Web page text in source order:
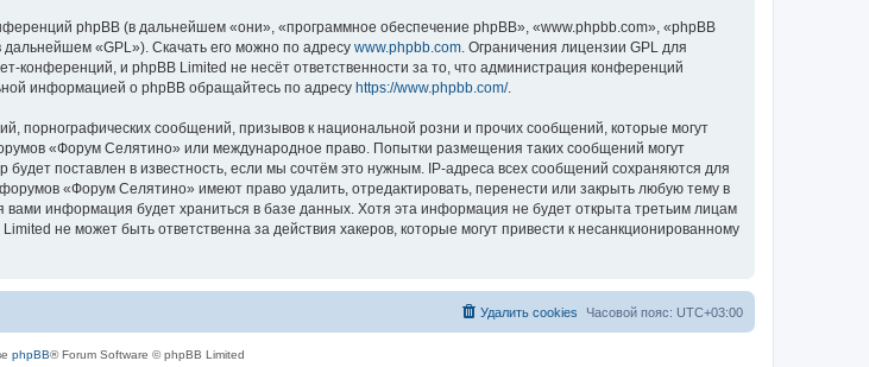
phpBB (в дальнейшем «они», «программное обеспечение phpBB», «www.phpbb.com», «phpBB
дальнейшем «GPL»). Скачать его можно по адресу www.phpbb.com . Ограничения лицензии GPL для
конференций, и phpBB Limited не несёт ответственности за то, что администрация конференций
информацией о phpBB обращайтесь по адресу https://www.phpbb.com/.
порнографических сообщений, призывов к национальной розни и прочих сообщений, которые могут
«Форум Селятино» или международное право. Попытки размещения таких сообщений могут
поставлен в известность, если мы сочтём это нужным. IP-адреса всех сообщений сохраняются для
«Форум Селятино» имеют право удалить, отредактировать, перенести или закрыть любую тему в
информация будет храниться в базе данных. Хотя эта информация не будет открыта третьим лицам
не может быть ответственна за действия хакеров, которые могут привести к несанкционированному
Часовой пояс: UTC+03:00
Удалить cookies
phpBB® Forum Software © phpBB Limited